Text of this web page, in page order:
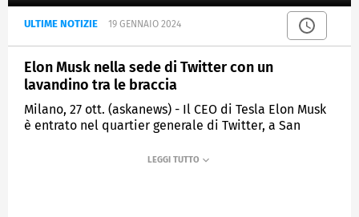
ULTIME NOTIZIE 19 GENNAIO 2024
Elon Musk nella sede di Twitter con un
lavandino tra le braccia
Milano, 27 ott. (askanews) - Il CEO di Tesla Elon Musk
è entrato nel quartier generale di Twitter, a San
video sul social, accompagnato dal messaggio: "let